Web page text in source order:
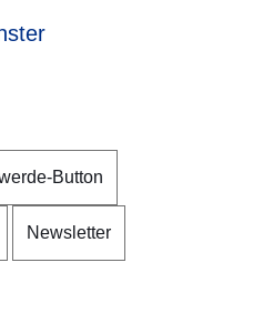
Button
Newsletter